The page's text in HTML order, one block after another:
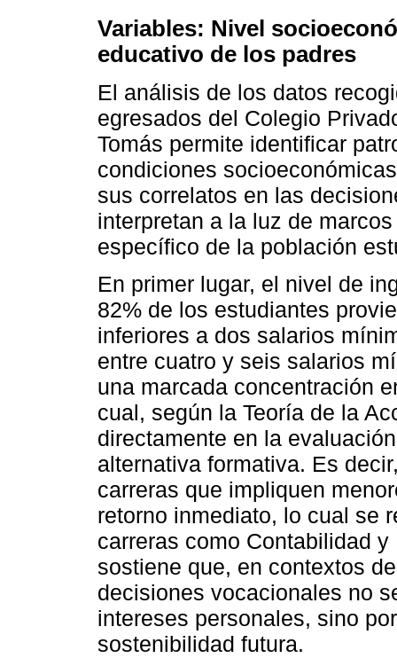
Variables: Nivel
educativo de los padres
El análisis de los datos
egresados del Colegio
Tomás permite identificar
condiciones
sus correlatos en las
interpretan a la luz de
específico de la población
En primer lugar, el nivel de
82% de los estudiantes
inferiores a dos salarios
entre cuatro y seis salarios
una marcada concentración
cual, según la Teoría de la
directamente en la
alternativa formativa. Es
carreras que impliquen
retorno inmediato, lo cual se
carreras como Contabilidad
sostiene que, en contextos
decisiones vocacionales no
intereses personales, sino
sostenibilidad futura.